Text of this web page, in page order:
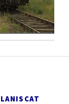
LANISCAT